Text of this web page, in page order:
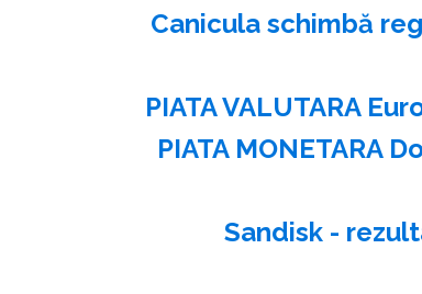
Canicula schimbă
PIATA VALUTARA
PIATA MONETARA
Sandisk -